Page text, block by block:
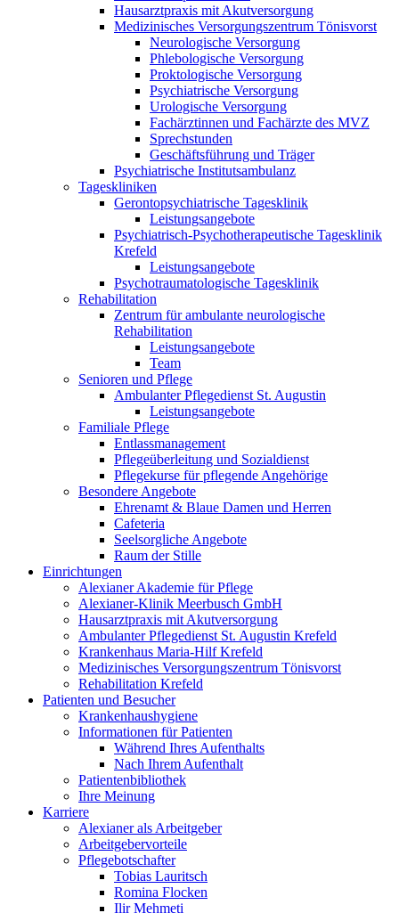
Hausarztpraxis mit Akutversorgung
Medizinisches Versorgungszentrum Tönisvorst
Neurologische Versorgung
Phlebologische Versorgung
Proktologische Versorgung
Psychiatrische Versorgung
Urologische Versorgung
Fachärztinnen und Fachärzte des MVZ
Sprechstunden
Geschäftsführung und Träger
Psychiatrische Institutsambulanz
Tageskliniken
Gerontopsychiatrische Tagesklinik
Leistungsangebote
Psychiatrisch-Psychotherapeutische Tagesklinik
Krefeld
Leistungsangebote
Psychotraumatologische Tagesklinik
Rehabilitation
Zentrum für ambulante neurologische
Rehabilitation
Leistungsangebote
Team
Senioren und Pflege
Ambulanter Pflegedienst St. Augustin
Leistungsangebote
Familiale Pflege
Entlassmanagement
Pflegeüberleitung und Sozialdienst
Pflegekurse für pflegende Angehörige
Besondere Angebote
Ehrenamt & Blaue Damen und Herren
Cafeteria
Seelsorgliche Angebote
Raum der Stille
Einrichtungen
Alexianer Akademie für Pflege
Alexianer-Klinik Meerbusch GmbH
Hausarztpraxis mit Akutversorgung
Ambulanter Pflegedienst St. Augustin Krefeld
Krankenhaus Maria-Hilf Krefeld
Medizinisches Versorgungszentrum Tönisvorst
Rehabilitation Krefeld
Patienten und Besucher
Krankenhaushygiene
Informationen für Patienten
Während Ihres Aufenthalts
Nach Ihrem Aufenthalt
Patientenbibliothek
Ihre Meinung
Karriere
Alexianer als Arbeitgeber
Arbeitgebervorteile
Pflegebotschafter
Tobias Lauritsch
Romina Flocken
Ilir Mehmeti